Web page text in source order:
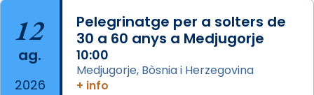
Semproniana (“relatiu a Semprònia =
eterna”) són deixebles seves. I l’any 1667, el
frare Joan Gaspar Roig, afirma en una obra
que les santes són filles de l’antiga Iluro.
Mataró en reivindicarà les relíquies fins que
12
ag.
2026
Pelegrinatge per a solters de
30 a 60 anys a Medjugorje
10:00
Medjugorje, Bòsnia i Herzegovina
+ info